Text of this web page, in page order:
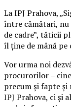
La IPJ Prahova,
între cămătari, nu
de cadre”, tăticii
îl ține de mână pe
Vor urma noi
procurorilor –
precum și fapte și
IPJ Prahova, ci și